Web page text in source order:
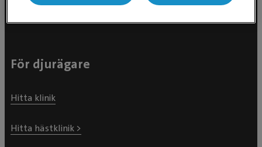
För djurägare
Hitta klinik
Hitta hästklinik >